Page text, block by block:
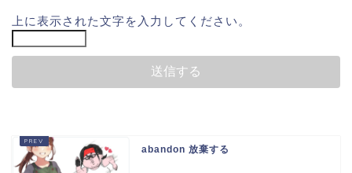
上に表示された文字を入力してください。
abandon 放棄する